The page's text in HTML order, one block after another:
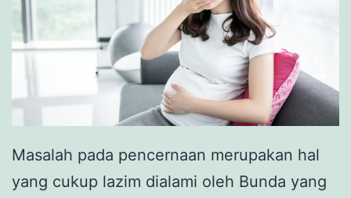
Masalah pada pencernaan merupakan hal
yang cukup lazim dialami oleh Bunda yang